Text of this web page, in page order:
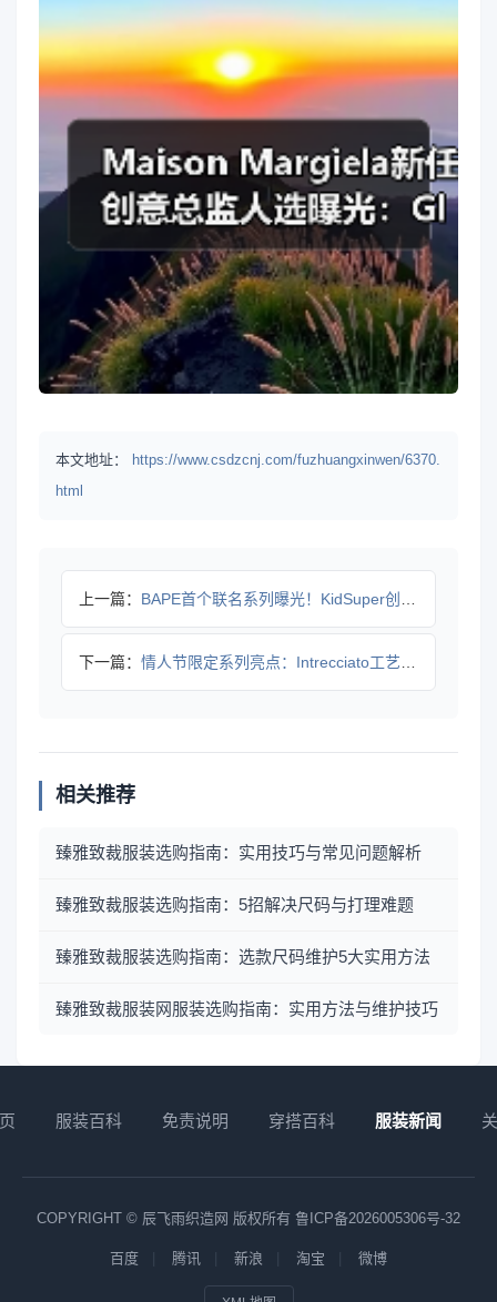
本文地址：
https://www.csdzcnj.com/fuzhuangxinwen/6370.
html
上一篇： BAPE首个联名系列曝光！KidSuper创意设计引期待
下一篇： 情人节限定系列亮点：Intrecciato工艺与心形设计的浪
相关推荐
臻雅致裁服装选购指南：实用技巧与常见问题解析
臻雅致裁服装选购指南：5招解决尺码与打理难题
臻雅致裁服装选购指南：选款尺码维护5大实用方法
臻雅致裁服装网服装选购指南：实用方法与维护技巧
服装百科 免责说明 穿搭百科 服装新闻
COPYRIGHT © 辰飞雨织造网 版权所有 鲁ICP备2026005306号-32
百度 腾讯 新浪 淘宝 微博